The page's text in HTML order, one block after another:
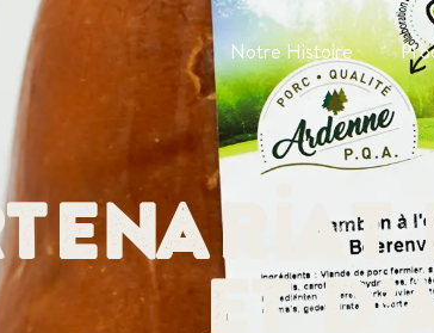
Notre Histoire
et